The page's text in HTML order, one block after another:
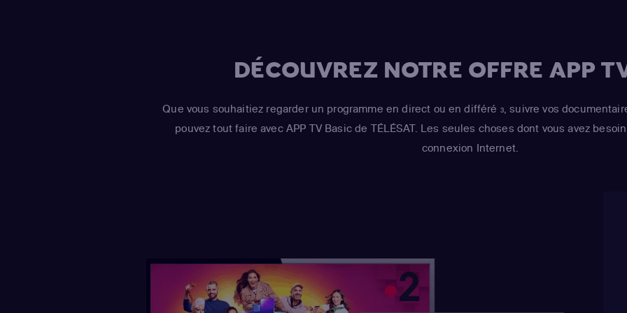
Risotto / Kirk
Maximilian von
Castellaneta
(Bart
Chalmers / Moe
DÉCOUVREZ NOTRE OFFRE APP
Que vous souhaitiez regarder un programme en direct ou en différé 3, suivre vos
pouvez tout faire avec APP TV Basic de TÉLÉSAT. Les seules choses dont vous avez
connexion Internet.